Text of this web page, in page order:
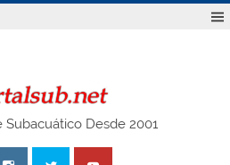
Desde 2001